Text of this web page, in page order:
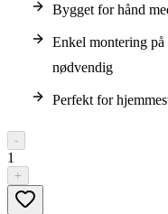
Bygget for hånd
Enkel montering
nødvendig
Perfekt for
-
1
+